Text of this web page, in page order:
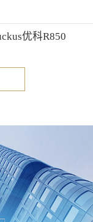
优科R850